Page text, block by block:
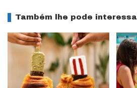
Também lhe pode